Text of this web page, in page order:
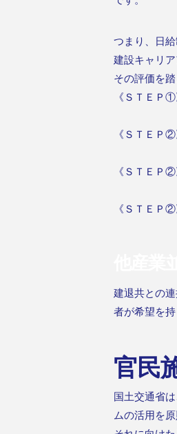
つまり、日
建設キャリ
その評価を
《ＳＴＥＰ
《ＳＴＥＰ
《ＳＴＥＰ
《ＳＴＥＰ
建退共との
者が希望を
官民
国土交通省
ムの活用を